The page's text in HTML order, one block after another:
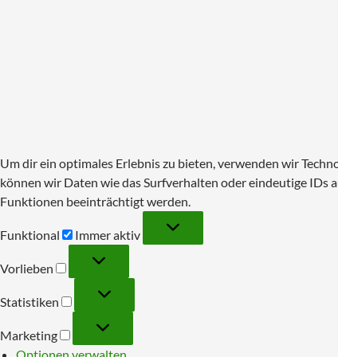
Um dir ein optimales Erlebnis zu bieten, verwenden wir
können wir Daten wie das Surfverhalten oder eindeutige
Funktionen beeinträchtigt werden.
Funktional
Immer aktiv
Vorlieben
Vorlieben
Statistiken
Statistiken
Marketing
Marketing